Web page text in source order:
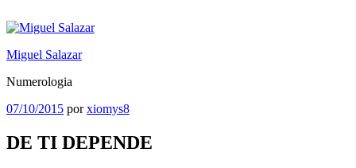
al
Miguel Salazar
Numerologia
Publicado
07/10/2015 porxiomys8
DE TI DEPENDE